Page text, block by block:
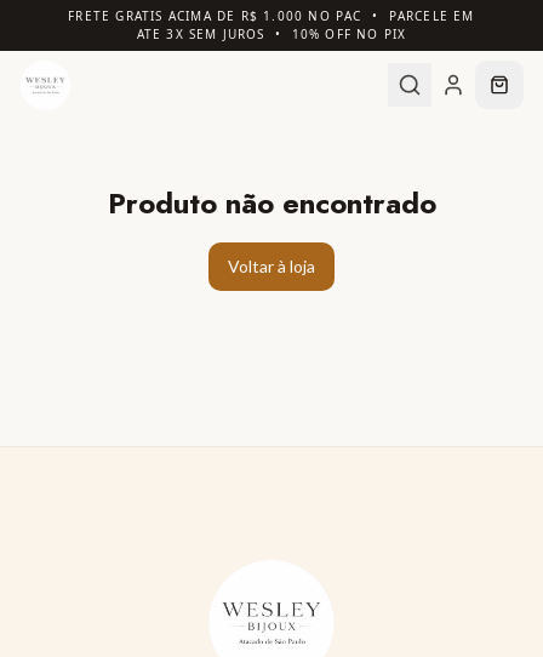
FRETE GRATIS ACIMA DE R$ 1.000 NO PAC • PARCELE EM
ATE 3X SEM JUROS • 10% OFF NO PIX
Produto não encontrado
Voltar à loja